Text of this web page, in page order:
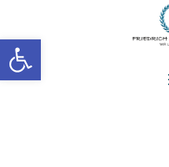
Werkzeugleiste öffnen